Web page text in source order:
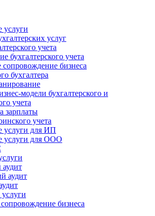
услуги
услуг
учета
бухгалтерского учета
сопровождение бизнеса
бухгалтера
модели бухгалтерского и
учета
зарплаты
учета
услуги для ИП
услуги для ООО
аудит
бизнеса